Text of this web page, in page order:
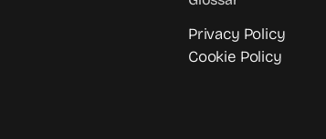
Privacy Policy
Cookie Policy